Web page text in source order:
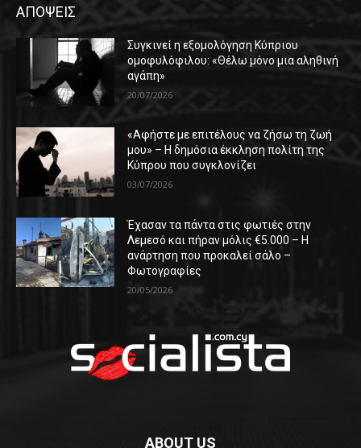
ΑΠΟΨΕΙΣ
Συγκινεί η εξομολόγηση Κύπριου
ομοφυλόφιλου: «Θέλω μόνο μια αληθινή
αγάπη»
20/07/2026
«Αφήστε με επιτέλους να ζήσω τη ζωή
μου» – Η δημόσια έκκληση πολίτη της
Κύπρου που συγκλονίζει
03/07/2026
Έχασαν τα πάντα στις φωτιές στην
Λεμεσό και πήραν μόλις €5.000 – Η
ανάρτηση που προκαλεί σάλο –
Φωτογραφίες
20/05/2026
ABOUT US